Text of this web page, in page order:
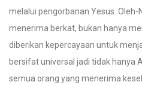
melalui pengorbanan Yesus. Oleh-
menerima berkat, bukan hanya
diberikan kepercayaan untuk
bersifat universal jadi tidak hanya
semua orang yang menerima